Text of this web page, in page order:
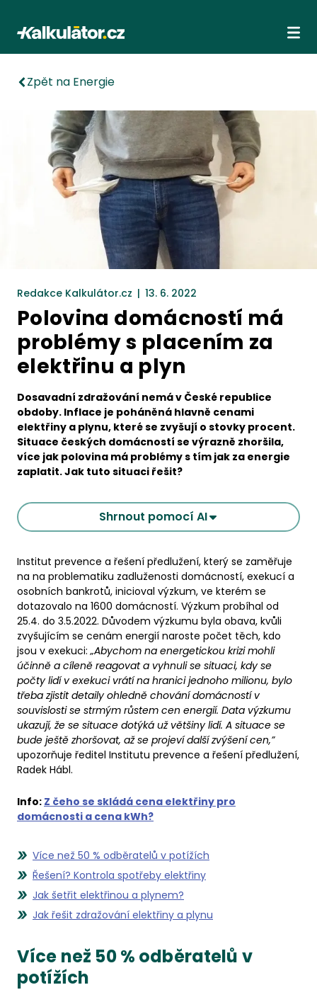
Kalkulátor.cz
Zpět na Energie
Redakce Kalkulátor.cz | 13. 6. 2022
Polovina domácností má
problémy s placením za
elektřinu a plyn
Dosavadní zdražování nemá v České republice
obdoby. Inflace je poháněná hlavně cenami
elektřiny a plynu, které se zvyšují o stovky procent.
Situace českých domácností se výrazně zhoršila,
více jak polovina má problémy s tím jak za energie
zaplatit. Jak tuto situaci řešit?
Shrnout pomocí AI
Institut prevence a řešení předlužení, který se zaměřuje
na na problematiku zadluženosti domácností, exekucí a
osobních bankrotů, inicioval výzkum, ve kterém se
dotazovalo na 1600 domácností. Výzkum probíhal od
25.4. do 3.5.2022. Důvodem výzkumu byla obava, kvůli
zvyšujícím se cenám energií naroste počet těch, kdo
jsou v exekuci:„Abychom na energetickou krizi mohli
účinně a cíleně reagovat a vyhnuli se situaci, kdy se
počty lidí v exekuci vrátí na hranici jednoho milionu, bylo
třeba zjistit detaily ohledně chování domácností v
souvislosti se strmým růstem cen energií. Data výzkumu
ukazují, že se situace dotýká už většiny lidí. A situace se
bude ještě zhoršovat, až se projeví další zvýšení cen,”
upozorňuje ředitel Institutu prevence a řešení předlužení,
Radek Hábl.
Info: Z čeho se skládá cena elektřiny pro
domácnosti a cena kWh?
Více než 50 % odběratelů v potížích
Řešení? Kontrola spotřeby elektřiny
Jak šetřit elektřinou a plynem?
Jak řešit zdražování elektřiny a plynu
Více než 50 % odběratelů v
potížích